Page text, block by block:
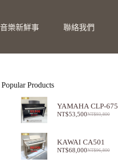
音樂新鮮事 聯絡我們
Popular Products
YAMAHA CLP-675
NT$93,800
NT$53,500
KAWAI CA501
NT$96,800
NT$68,000